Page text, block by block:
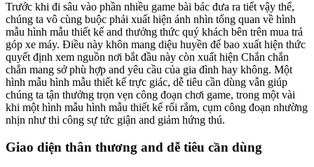
Trước khi đi sâu vào phần nhiều game bài bác đưa ra tiết vậy thể,
chúng ta vô cùng buộc phải xuất hiện ánh nhìn tổng quan về hình
mẫu hình mẫu thiết kế and thưởng thức quý khách bên trên mua trả
góp xe máy. Điều này khôn mang diệu huyền để bao xuất hiện thức
quyết định xem nguồn nơi bắt đầu này còn xuất hiện Chắn chắn
chắn mang sở phù hợp and yêu cầu của gia đình hay không. Một
hình mẫu hình mẫu thiết kế trực giác, dễ tiêu cần dùng vẫn giúp
chúng ta tận thưởng trọn vẹn công đoạn chơi game, trong một vài
khi một hình mẫu hình mẫu thiết kế rối rắm, cụm công đoạn nhường
nhịn như thi công sự tức giận and giảm hứng thú.
Giao diện thân thương and dễ tiêu cần dùng